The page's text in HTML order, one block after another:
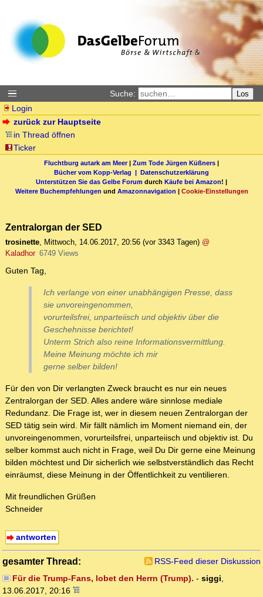
Suche: Los
Login
zurück zur Hauptseite
in Thread öffnen
Ticker
Fluchtburg autark am Meer| Zum Tode Jürgen Küßners |
Bücher vom Kopp-Verlag | Datenschutzerklärung
Unterstützen Sie das Gelbe Forum durch Käufe bei Amazon! |
Weitere Buchempfehlungen und Amazonnavigation | Cookie-Einstellungen
Zentralorgan der SED
trosinette, Mittwoch, 14.06.2017, 20:56 (vor 3343 Tagen) @
Kaladhor 6749 Views
Guten Tag,
Ich verlange von einer unabhängigen Presse, dass
sie unvoreingenommen,
vorurteilsfrei, unparteiisch und objektiv über die
Geschehnisse berichtet!
Unterm Strich also reine Informationsvermittlung.
Meine Meinung möchte ich mir
gerne selber bilden!
Für den von Dir verlangten Zweck braucht es nur ein neues
Zentralorgan der SED. Alles andere wäre sinnlose mediale
Redundanz. Die Frage ist, wer in diesem neuen Zentralorgan der
SED tätig sein wird. Mir fällt nämlich im Moment niemand ein, der
unvoreingenommen, vorurteilsfrei, unparteiisch und objektiv ist. Du
selber kommst auch nicht in Frage, weil Du Dir gerne eine Meinung
bilden möchtest und Dir sicherlich wie selbstverständlich das Recht
einräumst, diese Meinung in der Öffentlichkeit zu ventilieren.
Mit freundlichen Grüßen
Schneider
antworten
gesamter Thread:
RSS-Feed dieser Diskussion
Für die Trump-Fans, lobet den Herrn (Trump). - siggi,
13.06.2017, 20:16